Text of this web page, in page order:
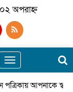
অপরাহ্ন
Toggle
navigation
আপনাকে